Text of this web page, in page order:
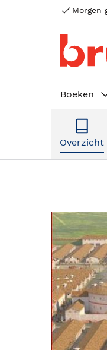
Morgen
Boeken
Overzicht